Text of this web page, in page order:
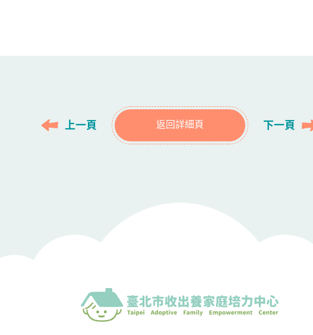
上一頁 下一頁
返回詳細頁